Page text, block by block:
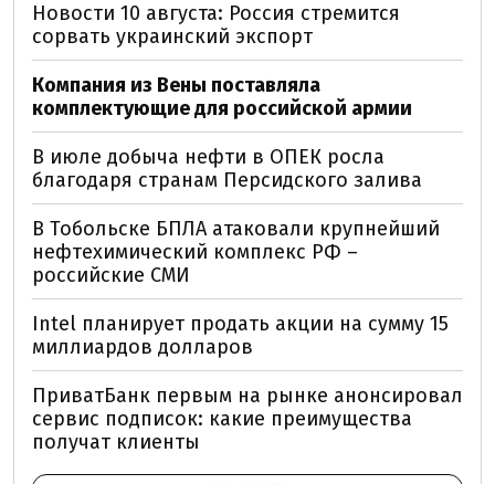
Новости 10 августа: Россия стремится
сорвать украинский экспорт
Компания из Вены поставляла
комплектующие для российской армии
В июле добыча нефти в ОПЕК росла
благодаря странам Персидского залива
В Тобольске БПЛА атаковали крупнейший
нефтехимический комплекс РФ –
российские СМИ
Intel планирует продать акции на сумму 15
миллиардов долларов
ПриватБанк первым на рынке анонсировал
сервис подписок: какие преимущества
получат клиенты